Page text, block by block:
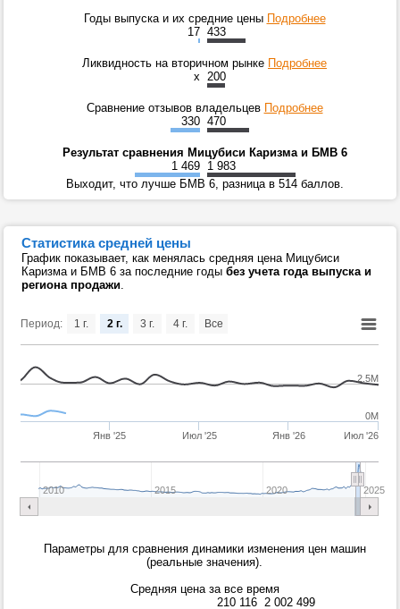
Годы выпуска и их средние цены Подробнее
17 433
Ликвидность на вторичном рынке Подробнее
x
200
Сравнение отзывов владельцев Подробнее
330 470
Результат сравнения Мицубиси Каризма и БМВ 6
1 469 1 983
Выходит, что лучше БМВ 6, разница в 514 баллов.
Статистика средней цены
График показывает, как менялась средняя цена Мицубиси
Каризма и БМВ 6 за последние годы без учета года выпуска и
региона продажи
Период:
Янв '25 Июл '25 Янв '26 Июл '26
2010 2015 2020 2025
0M
2.5M
1 г. 2 г. 3 г. 4 г. Все
Параметры для сравнения динамики изменения цен машин
(реальные значения).
Средняя цена за все время
210 116 2 002 499